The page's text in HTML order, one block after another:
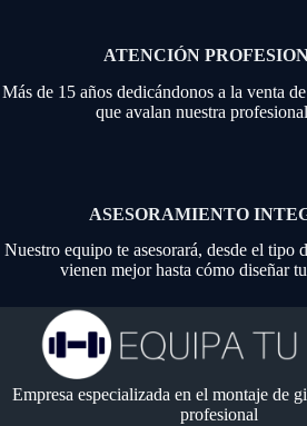
ATENCIÓN
Más de 15 años dedicándonos a la venta
que avalan nuestra
ASESORAMIENTO
Nuestro equipo te asesorará, desde el tipo
vienen mejor hasta cómo diseñar
Empresa especializada en el montaje de
profesional